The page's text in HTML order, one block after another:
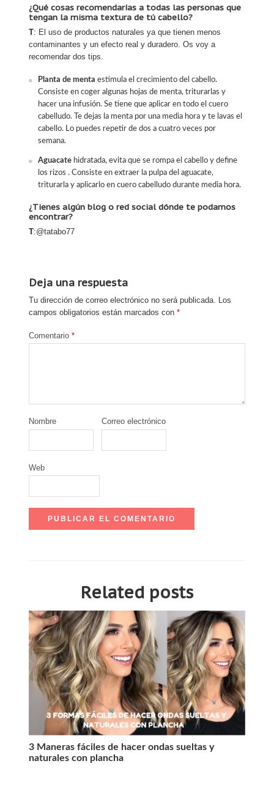
¿Qué cosas recomendarías a todas las personas que
tengan la misma textura de tú cabello?
T: El uso de productos naturales ya que tienen menos
contaminantes y un efecto real y duradero. Os voy a
recomendar dos tips.
Planta de menta estimula el crecimiento del cabello.
Consiste en coger algunas hojas de menta, triturarlas y
hacer una infusión. Se tiene que aplicar en todo el cuero
cabelludo. Te dejas la menta por una media hora y te lavas el
cabello. Lo puedes repetir de dos a cuatro veces por
semana.
Aguacate hidratada, evita que se rompa el cabello y define
los rizos . Consiste en extraer la pulpa del aguacate,
triturarla y aplicarlo en cuero cabelludo durante media hora.
¿Tienes algún blog o red social dónde te podamos
encontrar?
T:@tatabo77
Deja una respuesta
Tu dirección de correo electrónico no será publicada. Los
campos obligatorios están marcados con*
Comentario*
Nombre Correo electrónico
Web
Related posts
3 Maneras fáciles de hacer ondas sueltas y
naturales con plancha